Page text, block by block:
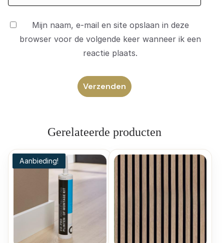
Mijn naam, e-mail en site opslaan in deze
browser voor de volgende keer wanneer ik een
reactie plaats.
Gerelateerde producten
Aanbieding!